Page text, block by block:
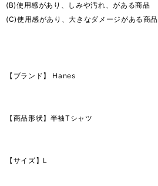
(B)使用感があり、しみや汚れ、がある商品
(C)使用感があり、大きなダメージがある商品
【ブランド】 Hanes
【商品形状】半袖Tシャツ
【サイズ】L